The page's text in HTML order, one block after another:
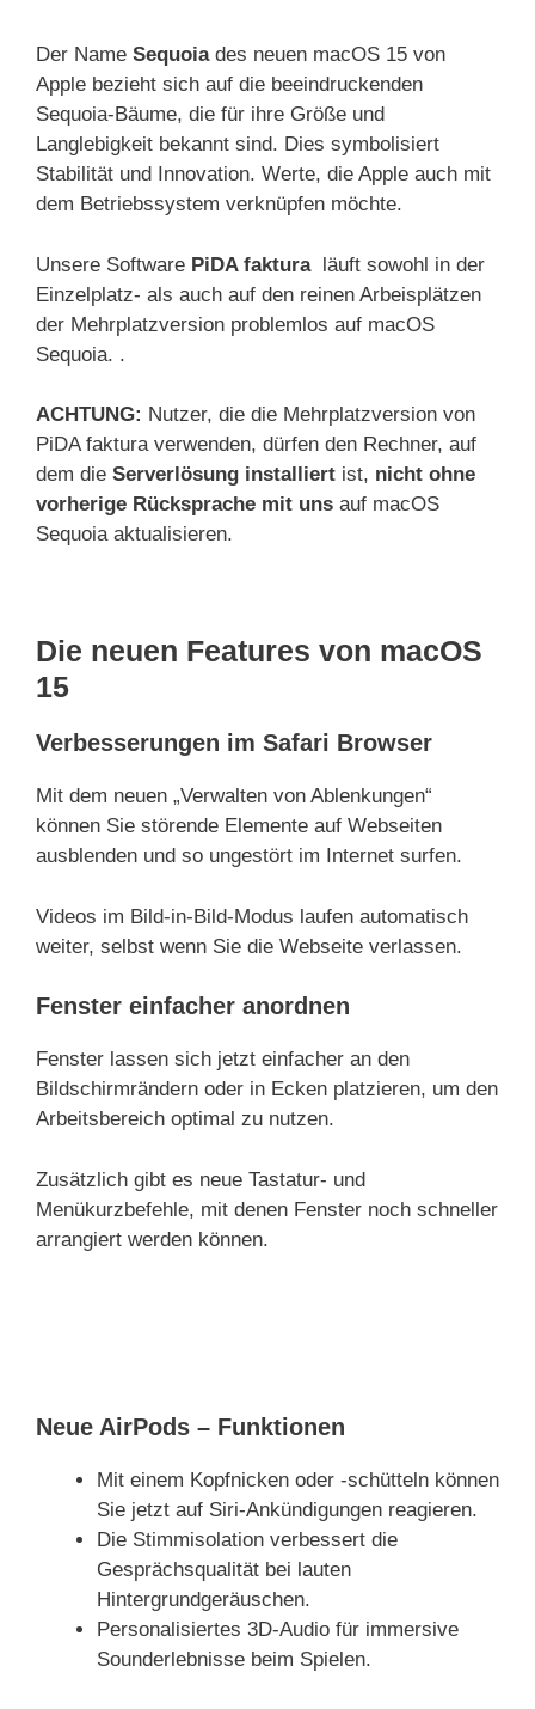
Der Name Sequoia des neuen macOS 15 von
Apple bezieht sich auf die beeindruckenden
Sequoia-Bäume, die für ihre Größe und
Langlebigkeit bekannt sind. Dies symbolisiert
Stabilität und Innovation. Werte, die Apple auch mit
dem Betriebssystem verknüpfen möchte.
Unsere Software PiDA fakturaläuft sowohl in der
Einzelplatz- als auch auf den reinen Arbeisplätzen
der Mehrplatzversion problemlos auf macOS
Sequoia. .
ACHTUNG: Nutzer, die die Mehrplatzversion von
PiDA faktura verwenden, dürfen den Rechner, auf
dem die Serverlösung installiert ist, nicht ohne
vorherige Rücksprache mit uns auf macOS
Sequoia aktualisieren.
Die neuen Features von macOS
15
Verbesserungen im Safari Browser
Mit dem neuen „Verwalten von Ablenkungen“
können Sie störende Elemente auf Webseiten
ausblenden und so ungestört im Internet surfen.
Videos im Bild-in-Bild-Modus laufen automatisch
weiter, selbst wenn Sie die Webseite verlassen.
Fenster einfacher anordnen
Fenster lassen sich jetzt einfacher an den
Bildschirmrändern oder in Ecken platzieren, um den
Arbeitsbereich optimal zu nutzen.
Zusätzlich gibt es neue Tastatur- und
Menükurzbefehle, mit denen Fenster noch schneller
arrangiert werden können.
Neue AirPods – Funktionen
Mit einem Kopfnicken oder -schütteln können
Sie jetzt auf Siri-Ankündigungen reagieren.
Die Stimmisolation verbessert die
Gesprächsqualität bei lauten
Hintergrundgeräuschen.
Personalisiertes 3D-Audio für immersive
Sounderlebnisse beim Spielen.